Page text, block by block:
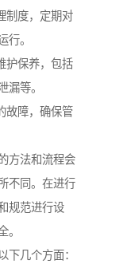
制度，定期对
行。
护保养，包括
漏等。
故障，确保管
方法和流程会
不同。在进行
规范进行设
。
下几个方面：